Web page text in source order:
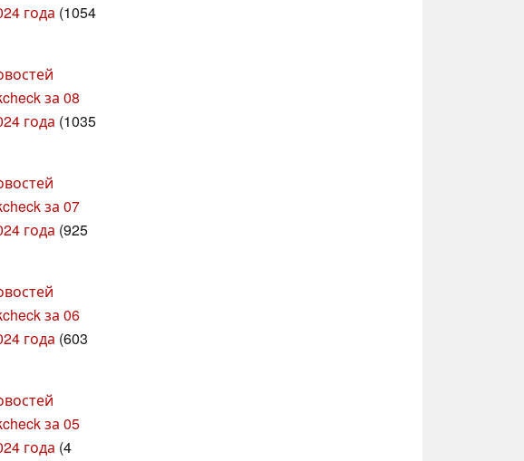
года (1054
за 08
года (1035
за 07
года (925
за 06
года (603
за 05
года (4